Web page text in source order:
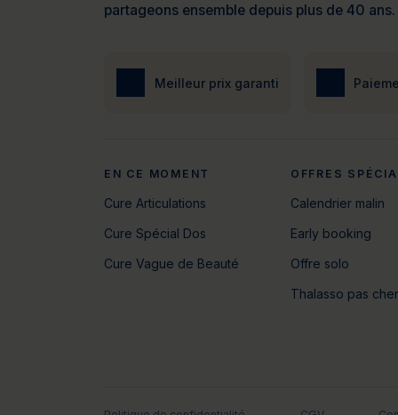
partageons ensemble depuis plus de 40 ans.
Meilleur prix garanti
EN CE MOMENT
Cure Articulations
Cure Spécial Dos
Cure Vague de Beauté
OFFRES
Calendrier malin
Early booking
Offre solo
Thalasso pas cher